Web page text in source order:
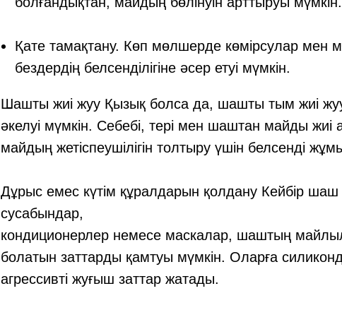
Қате тамақтану. Көп мөлшерде көмірсулар мен
бездердің белсенділігіне әсер етуі мүмкін.
Шашты жиі жуу Қызық болса да, шашты тым жиі
әкелуі мүмкін. Себебі, тері мен шаштан майды жиі
майдың жетіспеушілігін толтыру үшін белсенді
Дұрыс емес күтім құралдарын қолдану Кейбір
сусабындар,
кондиционерлер немесе маскалар, шаштың
болатын заттарды қамтуы мүмкін. Оларға
агрессивті жуғыш заттар жатады.